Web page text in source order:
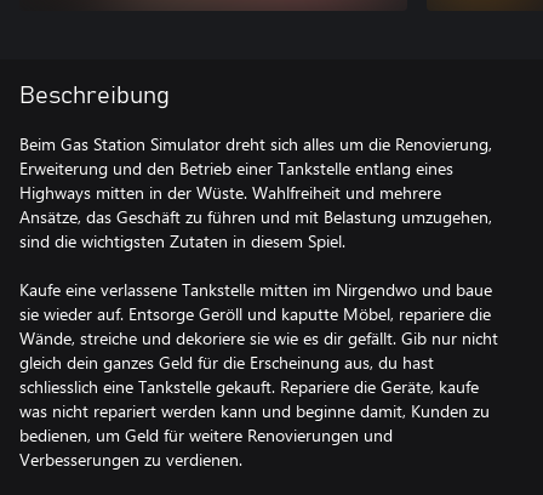
Beschreibung
Beim Gas Station Simulator dreht sich alles um die Renovierung,
Erweiterung und den Betrieb einer Tankstelle entlang eines
Highways mitten in der Wüste. Wahlfreiheit und mehrere
Ansätze, das Geschäft zu führen und mit Belastung umzugehen,
sind die wichtigsten Zutaten in diesem Spiel.
Kaufe eine verlassene Tankstelle mitten im Nirgendwo und baue
sie wieder auf. Entsorge Geröll und kaputte Möbel, repariere die
Wände, streiche und dekoriere sie wie es dir gefällt. Gib nur nicht
gleich dein ganzes Geld für die Erscheinung aus, du hast
schliesslich eine Tankstelle gekauft. Repariere die Geräte, kaufe
was nicht repariert werden kann und beginne damit, Kunden zu
bedienen, um Geld für weitere Renovierungen und
Verbesserungen zu verdienen.